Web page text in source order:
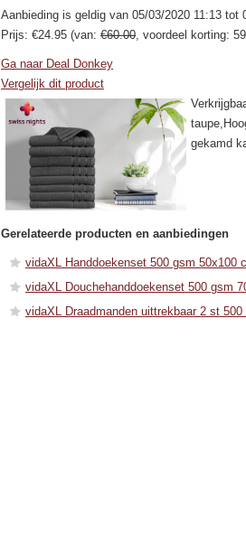
Aanbieding is geldig van 05/03/2020 11:13 tot
Prijs: €24.95 (van: €60.00, voordeel korting:
Ga naar Deal Donkey
Vergelijk dit product
gekamd
Gerelateerde producten en aanbiedingen
vidaXL Handdoekenset 500 gsm 50x100
vidaXL Douchehanddoekenset 500 gsm
vidaXL Draadmanden uittrekbaar 2 st